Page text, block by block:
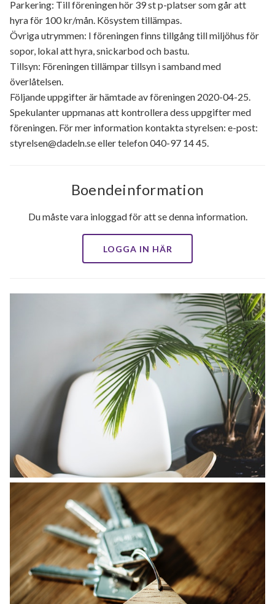
Parkering: Till föreningen hör 39 st p-platser som går att
hyra för 100 kr/mån. Kösystem tillämpas.
Övriga utrymmen: I föreningen finns tillgång till miljöhus för
sopor, lokal att hyra, snickarbod och bastu.
Tillsyn: Föreningen tillämpar tillsyn i samband med
överlåtelsen.
Följande uppgifter är hämtade av föreningen 2020-04-25.
Spekulanter uppmanas att kontrollera dess uppgifter med
föreningen. För mer information kontakta styrelsen: e-post:
styrelsen@dadeln.se eller telefon 040-97 14 45.
Boendeinformation
Du måste vara inloggad för att se denna information.
LOGGA IN HÄR